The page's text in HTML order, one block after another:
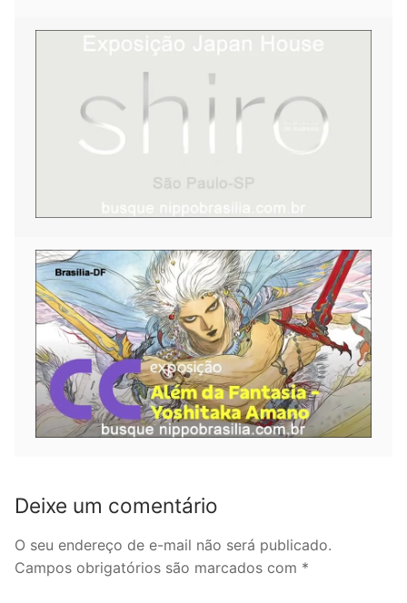
Deixe um comentário
O seu endereço de e-mail não será publicado.
Campos obrigatórios são marcados com *